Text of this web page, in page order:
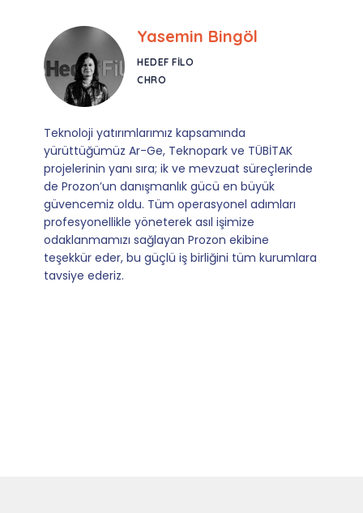
Ebru Kural
CORESYS
SATIŞ YÖNETICISI
Mevzuata uyum, başvuru ve izleme adımlarında
sağladıkları kusursuz yönlendirme sayesinde artık
operasyonlarımızı sıfır kaygı ve tam güvenle
yürütüyoruz. İş birliğimizi bizim için asıl değerli
kılan ise; ihtiyaç duyduğumuz her an ulaşılabilir
olmaları ve sorularımıza aldığımız hızlı geri
dönüşler.